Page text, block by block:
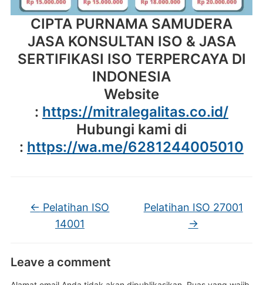
CIPTA PURNAMA SAMUDERA
JASA KONSULTAN ISO & JASA
SERTIFIKASI ISO TERPERCAYA DI
INDONESIA
Website
: https://mitralegalitas.co.id/
Hubungi kami di
: https://wa.me/6281244005010
← Pelatihan ISO
14001
Pelatihan ISO 27001
→
Leave a comment